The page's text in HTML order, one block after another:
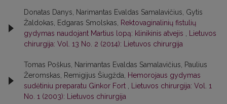
Donatas Danys, Narimantas Evaldas Samalavičius, Gytis
Žaldokas, Edgaras Smolskas,
Rektovaginalinių fistulių
gydymas naudojant Martius lopą: klinikinis atvejis
Lietuvos
chirurgija: Vol. 13 No. 2 (2014): Lietuvos chirurgija
Tomas Poškus, Narimantas Evaldas Samalavičius, Paulius
Žeromskas, Remigijus Šiugžda,
Hemorojaus gydymas
sudėtiniu preparatu Ginkor Fort
Lietuvos chirurgija: Vol. 1
No. 1 (2003): Lietuvos chirurgija